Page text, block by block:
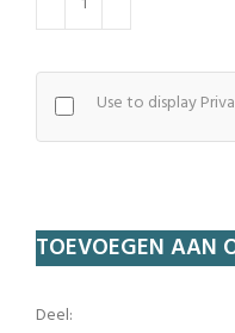
Use to display
TOEVOEGEN AAN
Deel: